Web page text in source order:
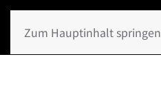
Zum Hauptinhalt springen